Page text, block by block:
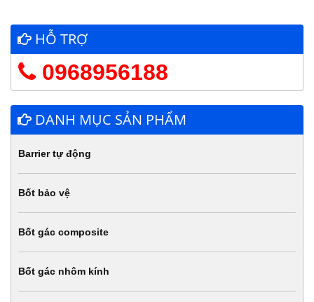
HỖ TRỢ
0968956188
DANH MỤC SẢN PHẨM
Barrier tự động
Bốt bảo vệ
Bốt gác composite
Bốt gác nhôm kính